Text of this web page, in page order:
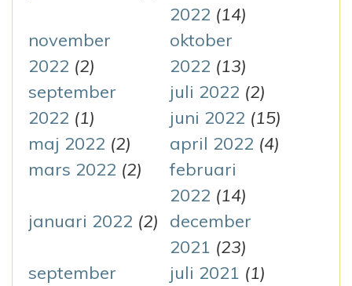
2022 (14)
november
2022 (2)
oktober
2022 (13)
september
2022 (1)
juli 2022 (2)
juni 2022 (15)
maj 2022 (2) april 2022 (4)
mars 2022 (2)
februari
2022 (14)
januari 2022 (2)
december
2021 (23)
september
juli 2021 (1)